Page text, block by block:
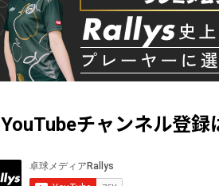
YouTubeチャンネル登録